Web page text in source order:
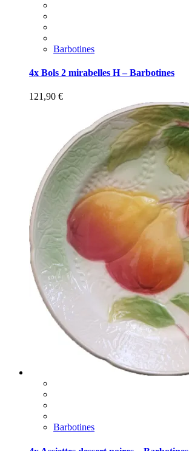
Barbotines
4x Bols 2 mirabelles H – Barbotines
121,90 €
Barbotines